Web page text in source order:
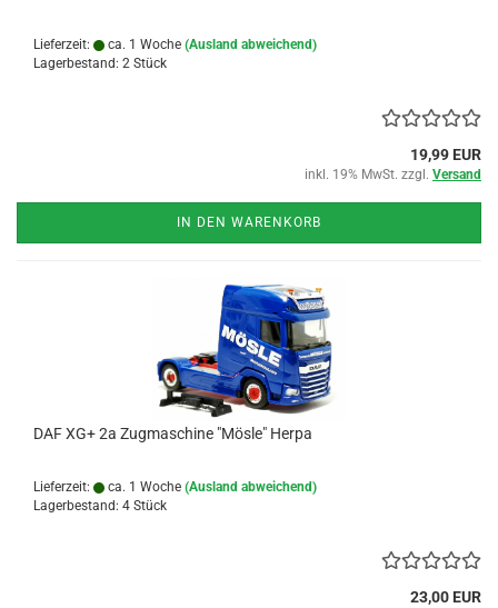
Lieferzeit: ca. 1 Woche (Ausland abweichend)
Lagerbestand: 2 Stück
19,99 EUR
inkl. 19% MwSt. zzgl. Versand
IN DEN WARENKORB
DAF XG+ 2a Zugmaschine "Mösle" Herpa
Lieferzeit: ca. 1 Woche (Ausland abweichend)
Lagerbestand: 4 Stück
23,00 EUR